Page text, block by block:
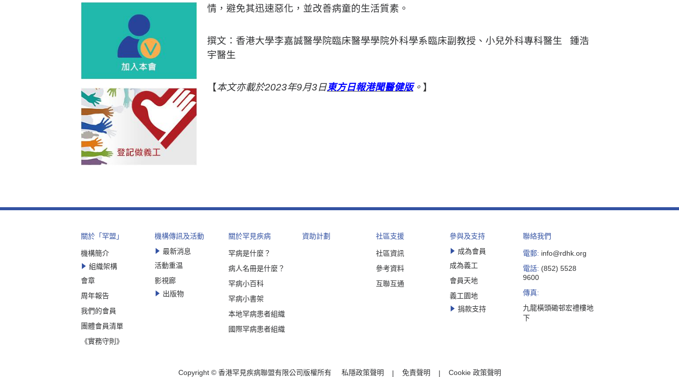
情，避免其迅速惡化，並改善病童的生活質素。
撰文：香港大學李嘉誠醫學院臨床醫學學院外科學系臨床副教授、 小兒外科專科醫生 鍾浩
宇醫生
【本文亦載於2023年9月3日東方日報港聞醫健版。 】
關於「罕盟」
機構簡介
組織架構
會章
周年報告
我們的會員
團體會員清單
《實務守則》
機構傳訊及活動
最新消息
活動重温
影視廊
出版物
關於罕見疾病
罕病是什麼？
病人名冊是什麼？
罕病小百科
罕病小書架
本地罕病患者組織
國際罕病患者組織
資助計劃 社區支援
社區資訊
參考資料
互聯互通
參與及支持
成為會員
成為義工
會員天地
義工園地
捐款支持
聯絡我們
電郵: info@rdhk.org
電話: (852) 5528
9600
傳真:
九龍橫頭磡邨宏禮樓地
下
Copyright © 香港罕見疾病聯盟有限公司版權所有 私隱政策聲明 免責聲明 Cookie 政策聲明